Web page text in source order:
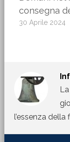
consegna
30 Aprile 2024
l’essenza della